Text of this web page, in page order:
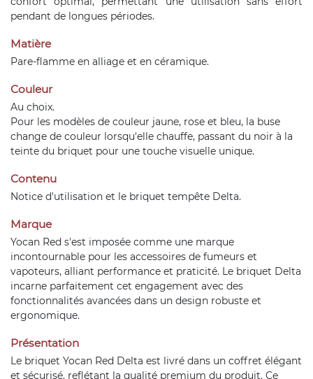
pendant de longues périodes.
Matière
Pare-flamme en alliage et en céramique.
Couleur
Au choix.
Pour les modèles de couleur jaune, rose et bleu, la buse
change de couleur lorsqu'elle chauffe, passant du noir à la
teinte du briquet pour une touche visuelle unique.
Contenu
Notice d'utilisation et le briquet tempête Delta.
Marque
Yocan Red s'est imposée comme une marque
incontournable pour les accessoires de fumeurs et
vapoteurs, alliant performance et praticité. Le briquet Delta
incarne parfaitement cet engagement avec des
fonctionnalités avancées dans un design robuste et
ergonomique.
Présentation
Le briquet Yocan Red Delta est livré dans un coffret élégant
et sécurisé, reflétant la qualité premium du produit. Ce